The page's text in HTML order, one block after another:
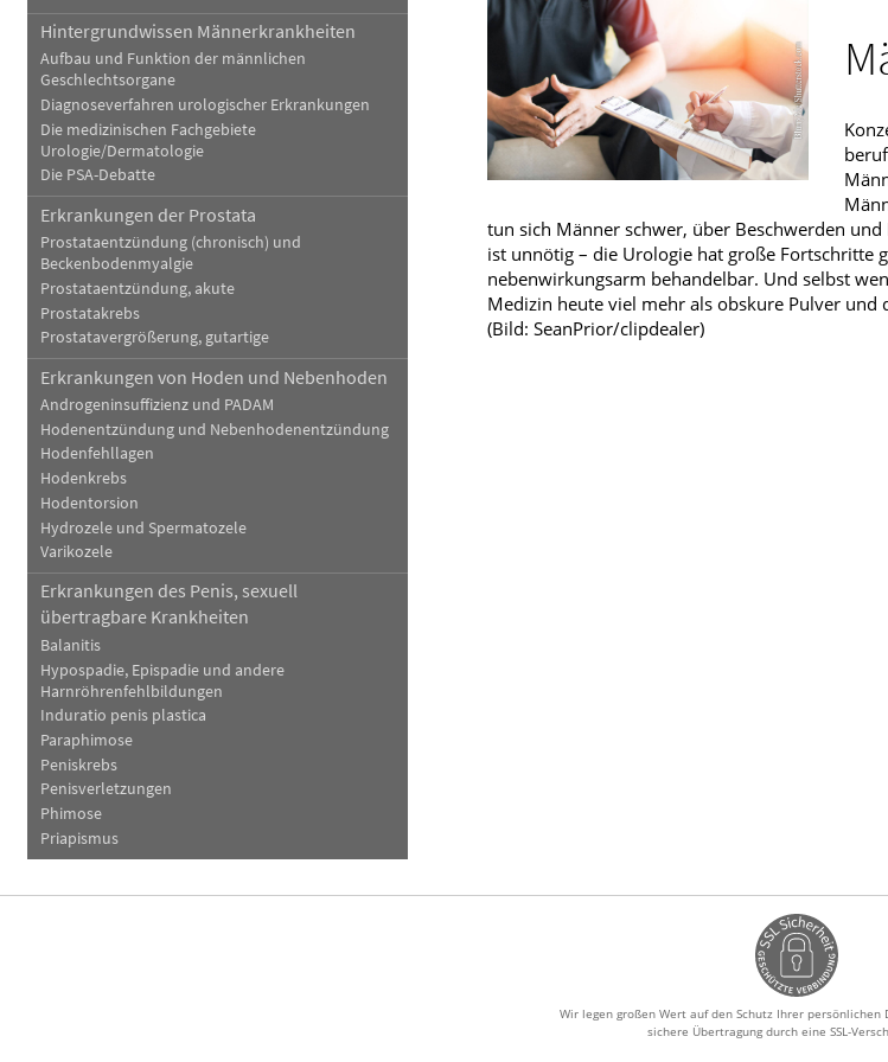
Blut, Krebs und Infektionen
Haut, Haare und Nägel
Psychische Erkrankungen
Schmerz- und Schlafmedizin
Frauenkrankheiten
Männerkrankheiten
Hintergrundwissen Männerkrankheiten
Aufbau und Funktion der männlichen
Geschlechtsorgane
Diagnoseverfahren urologischer Erkrankungen
Die medizinischen Fachgebiete
Urologie/Dermatologie
Die PSA-Debatte
Erkrankungen der Prostata
Prostataentzündung (chronisch) und
Beckenbodenmyalgie
Prostataentzündung, akute
Prostatakrebs
Prostatavergrößerung, gutartige
Erkrankungen von Hoden und Nebenhoden
Androgeninsuffizienz und PADAM
Hodenentzündung und Nebenhodenentzündung
Hodenfehllagen
Hodenkrebs
Hodentorsion
Hydrozele und Spermatozele
Varikozele
Erkrankungen des Penis, sexuell
übertragbare Krankheiten
Balanitis
Hypospadie, Epispadie und andere
Harnröhrenfehlbildungen
Induratio penis plastica
Paraphimose
Peniskrebs
Penisverletzungen
Phimose
Priapismus
tun sich Männer schwer, über Beschwerden
ist unnötig – die Urologie hat große Fortschritte
nebenwirkungsarm behandelbar. Und selbst
Medizin heute viel mehr als obskure Pulver und
(Bild: SeanPrior/clipdealer)
Wir legen großen Wert auf den Schutz Ihrer
sichere Übertragung durch eine SSL-